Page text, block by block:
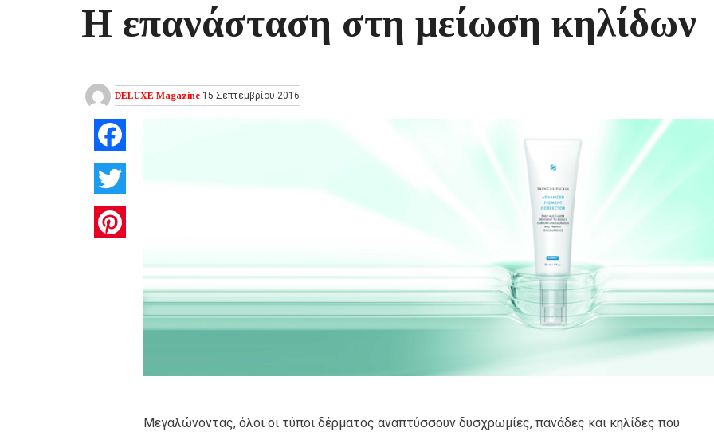
Η επανάσταση στη μείωση κηλίδων
DELUXE Magazine 15 Σεπτεμβρίου 2016
Μεγαλώνοντας, όλοι οι τύποι δέρματος αναπτύσσουν δυσχρωμίες, πανάδες και κηλίδες που